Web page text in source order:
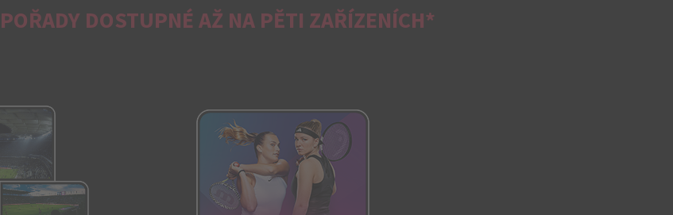
DOSTUPNÉ AŽ NA PĚTI ZAŘÍZENÍCH*